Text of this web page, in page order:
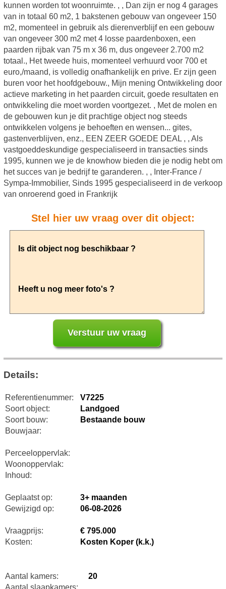
kunnen worden tot woonruimte. , , Dan zijn er nog 4 garages
van in totaal 60 m2, 1 bakstenen gebouw van ongeveer 150
m2, momenteel in gebruik als dierenverblijf en een gebouw
van ongeveer 300 m2 met 4 losse paardenboxen, een
paarden rijbak van 75 m x 36 m, dus ongeveer 2.700 m2
totaal., Het tweede huis, momenteel verhuurd voor 700 et
euro,/maand, is volledig onafhankelijk en prive. Er zijn geen
buren voor het hoofdgebouw., Mijn mening Ontwikkeling door
actieve marketing in het paarden circuit, goede resultaten en
ontwikkeling die moet worden voortgezet. , Met de molen en
de gebouwen kun je dit prachtige object nog steeds
ontwikkelen volgens je behoeften en wensen... gites,
gastenverblijven, enz., EEN ZEER GOEDE DEAL , , Als
vastgoeddeskundige gespecialiseerd in transacties sinds
1995, kunnen we je de knowhow bieden die je nodig hebt om
het succes van je bedrijf te garanderen. , , Inter-France /
Sympa-Immobilier, Sinds 1995 gespecialiseerd in de verkoop
van onroerend goed in Frankrijk
Stel hier uw vraag over dit object:
Details:
Referentienummer:
V7225
Soort object:
Landgoed
Soort bouw:
Bestaande bouw
Bouwjaar:
Perceeloppervlak:
Woonoppervlak:
Inhoud:
Geplaatst op:
3+ maanden
Gewijzigd op:
06-08-2026
Vraagprijs:
€ 795.000
Kosten:
Kosten Koper (k.k.)
Aantal kamers:
20
Aantal slaapkamers: